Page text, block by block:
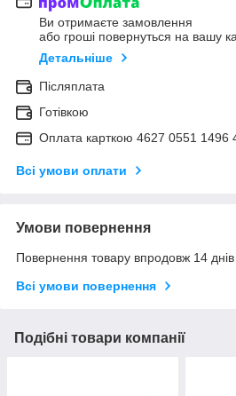
Ви отримаєте замовлення
або гроші повернуться на вашу
Детальніше
Післяплата
Готівкою
Оплата карткою 4627 0551 1496
Всі умови оплати
Умови повернення
Повернення товару впродовж 14
Всі умови повернення
Подібні товари компанії